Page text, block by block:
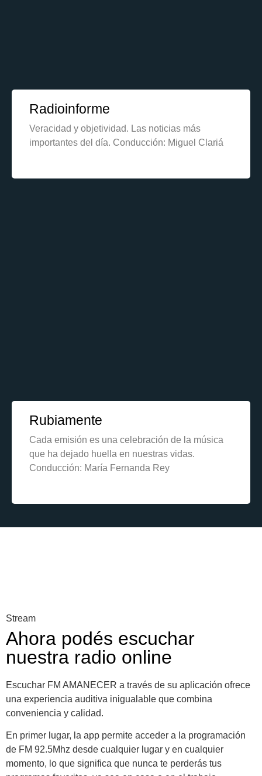
Radioinforme
Veracidad y objetividad. Las noticias más
importantes del día. Conducción: Miguel Clariá
Rubiamente
Cada emisión es una celebración de la música
que ha dejado huella en nuestras vidas.
Conducción: María Fernanda Rey
Stream
Ahora podés escuchar
nuestra radio online
Escuchar FM AMANECER a través de su aplicación ofrece
una experiencia auditiva inigualable que combina
conveniencia y calidad.
En primer lugar, la app permite acceder a la programación
de FM 92.5Mhz desde cualquier lugar y en cualquier
momento, lo que significa que nunca te perderás tus